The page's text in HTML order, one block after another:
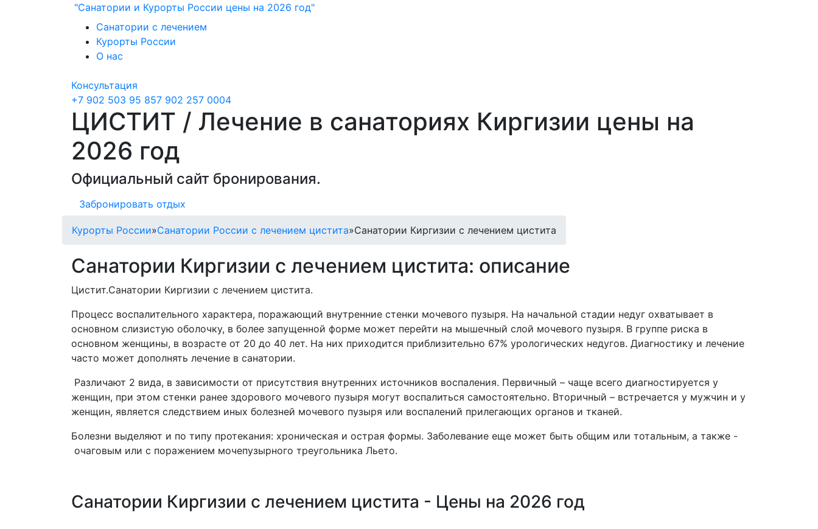
"Санатории и Курорты России цены на 2026 год"
Санатории с лечением
Курорты России
О нас
Консультация
+7 902 503 95 857 902 257 0004
ЦИСТИТ / Лечение в санаториях Киргизии цены на
2026 год
Официальный сайт бронирования.
Забронировать отдых
Курорты России»Санатории России с лечением цистита»Санатории Киргизии с лечением цистита
Санатории Киргизии с лечением цистита: описание
Цистит.Санатории Киргизии с лечением цистита.
Процесс воспалительного характера, поражающий внутренние стенки мочевого пузыря. На начальной стадии недуг охватывает в
основном слизистую оболочку, в более запущенной форме может перейти на мышечный слой мочевого пузыря. В группе риска в
основном женщины, в возрасте от 20 до 40 лет. На них приходится приблизительно 67% урологических недугов. Диагностику и лечение
часто может дополнять лечение в санатории.
Различают 2 вида, в зависимости от присутствия внутренних источников воспаления. Первичный – чаще всего диагностируется у
женщин, при этом стенки ранее здорового мочевого пузыря могут воспалиться самостоятельно. Вторичный – встречается у мужчин и у
женщин, является следствием иных болезней мочевого пузыря или воспалений прилегающих органов и тканей.
Болезни выделяют и по типу протекания: хроническая и острая формы. Заболевание еще может быть общим или тотальным, а также -
очаговым или с поражением мочепузырного треугольника Льето.
Санатории Киргизии с лечением цистита - Цены на 2026 год